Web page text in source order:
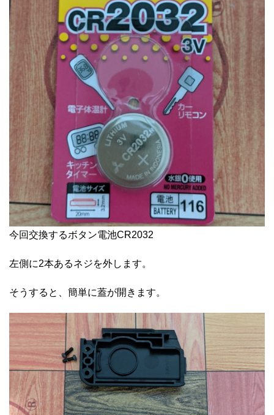
今回交換するボタン電池CR2032
左側に2本あるネジを外します。
そうすると、簡単に蓋が開きます。